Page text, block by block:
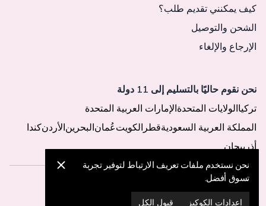
كيف يمكنني تقديم طلب؟
الشحن والتوصيل
الإرجاع والإلغاء
نحن نقوم حاليًا بالتسليم إلى 11 دولة
تركياالولايات المتحدةالإمارات العربية المتحدة
المملكة العربية السعوديةقطر الكويتعُمانالبحرينالأردنكندا
أذربيجان
© 2025 MegaButik -
نحن نستخدم ملفات تعريف الارتباط لتوفير تجربة
تسوق أفضل.
إعدادات الكوكيز قبول الكل